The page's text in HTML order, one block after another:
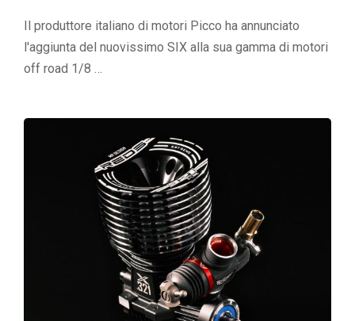
Il produttore italiano di motori Picco ha annunciato
l'aggiunta del nuovissimo SIX alla sua gamma di motori
off road 1/8 …